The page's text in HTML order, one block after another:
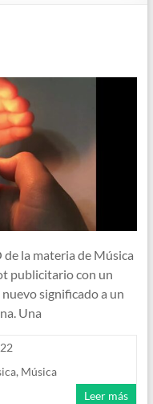
de la materia de Música
publicitario con un
significado a un
Una
, Música
Leer más